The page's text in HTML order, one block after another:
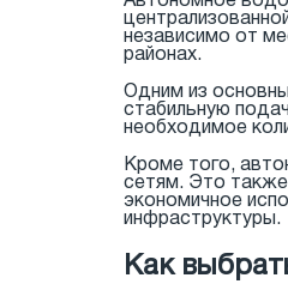
независимо от
районах.
Одним из
стабильную
необходимое
Кроме того,
сетям. Это также
экономичное
инфраструктуры.
Как